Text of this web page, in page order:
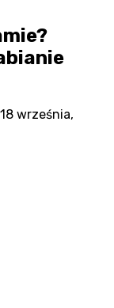
18 września,